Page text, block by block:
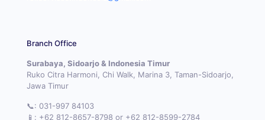
Branch Office
Surabaya, Sidoarjo & Indonesia Timur
Ruko Citra Harmoni, Chi Walk, Marina 3, Taman-Sidoarjo,
Jawa Timur
📞: 031-997 84103
📱: +62 812-8657-8798 or +62 812-8599-2784